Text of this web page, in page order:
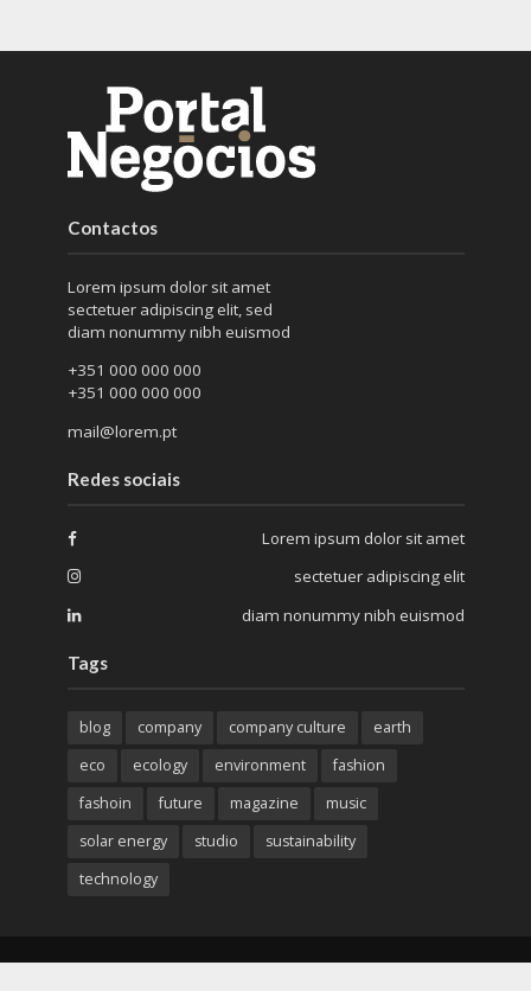
Contactos
Lorem ipsum dolor sit amet
sectetuer adipiscing elit, sed
diam nonummy nibh euismod
+351 000 000 000
+351 000 000 000
mail@lorem.pt
Redes sociais
Lorem ipsum dolor sit amet
sectetuer adipiscing elit
diam nonummy nibh euismod
Tags
blog company company culture
earth
eco
ecology environment
fashion
fashoin
future magazine
music
solar energy
studio
sustainability
technology